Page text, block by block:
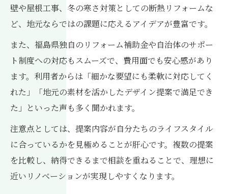
壁や屋根工事、冬の寒さ対策としての断熱リフォームな
ど、地元ならではの課題に応えるアイデアが豊富です。
また、福島県独自のリフォーム補助金や自治体のサポー
ト制度への対応もスムーズで、費用面でも安心感があり
ます。利用者からは「細かな要望にも柔軟に対応してく
れた」「地元の素材を活かしたデザイン提案で満足でき
た」といった声も多く聞かれます。
注意点としては、提案内容が自分たちのライフスタイル
に合っているかを見極めることが肝心です。複数の提案
を比較し、納得できるまで相談を重ねることで、理想に
近いリノベーションが実現しやすくなります。